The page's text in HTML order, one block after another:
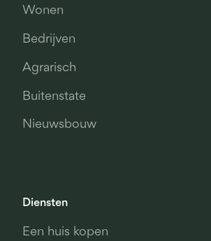
Wonen
Bedrijven
Agrarisch
Buitenstate
Nieuwsbouw
Diensten
Een huis kopen